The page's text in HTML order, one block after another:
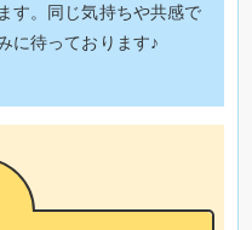
す。同じ気持ちや共感で
に待っております♪